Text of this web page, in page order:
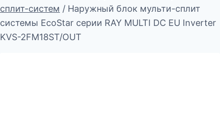
сплит-систем / Наружный блок мульти-сплит
системы EcoStar серии RAY MULTI DC EU Inverter
KVS-2FM18ST/OUT